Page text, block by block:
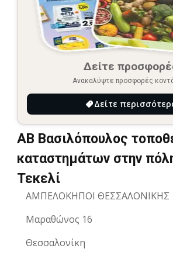
Δείτε
Ανακαλύψτε προσφορές
Δείτε
ΑΒ Βασιλόπουλος
καταστημάτων στην
Τεκελί
ΑΜΠΕΛΟΚΗΠOI ΘΕΣΣΑΛΟΝΙΚΗΣ
Μαραθώνος 16
Θεσσαλονίκη